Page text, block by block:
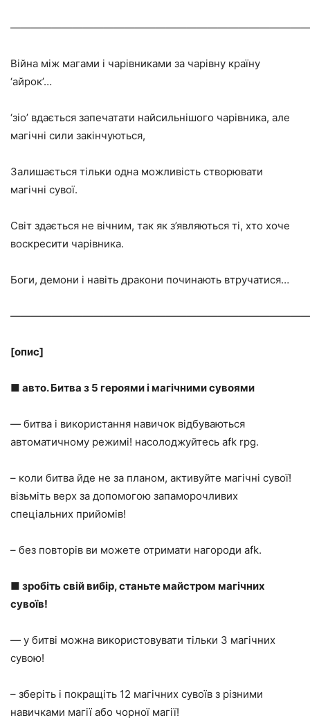
Війна між магами і чарівниками за чарівну країну
‘айрок’…
‘зіо’ вдається запечатати найсильнішого чарівника, але
магічні сили закінчуються,
Залишається тільки одна можливість створювати
магічні сувої.
Світ здається не вічним, так як з’являються ті, хто хоче
воскресити чарівника.
Боги, демони і навіть дракони починають втручатися…
[опис]
■ авто. Битва з 5 героями і магічними сувоями
— битва і використання навичок відбуваються
автоматичному режимі! насолоджуйтесь afk rpg.
– коли битва йде не за планом, активуйте магічні сувої!
візьміть верх за допомогою запаморочливих
спеціальних прийомів!
– без повторів ви можете отримати нагороди afk.
■ зробіть свій вибір, станьте майстром магічних
сувоїв!
— у битві можна використовувати тільки 3 магічних
сувою!
– зберіть і покращіть 12 магічних сувоїв з різними
навичками магії або чорної магії!